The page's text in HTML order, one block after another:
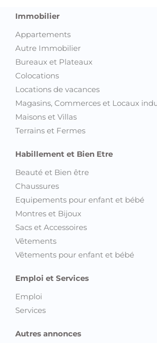
Immobilier
Appartements
Autre Immobilier
Bureaux et Plateaux
Colocations
Locations de vacances
Magasins, Commerces et Locaux
Maisons et Villas
Terrains et Fermes
Habillement et Bien Etre
Beauté et Bien être
Chaussures
Equipements pour enfant et bébé
Montres et Bijoux
Sacs et Accessoires
Vêtements
Vêtements pour enfant et bébé
Emploi et Services
Emploi
Services
Autres annonces